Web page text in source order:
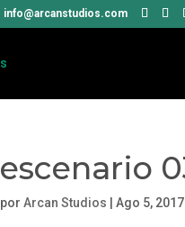
info@arcanstudios.com
escenario
porArcan Studios |Ago 5, 2017